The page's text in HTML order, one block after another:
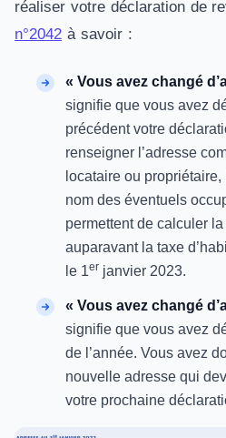
réaliser votre déclaration de
n°2042 à savoir :
« Vous avez changé
signifie que vous avez
précédent votre
renseigner l’adresse
locataire ou
nom des éventuels
permettent de calculer
auparavant la taxe
le 1er janvier 2023.
« Vous avez changé
signifie que vous avez
de l’année. Vous avez
nouvelle adresse qui
votre prochaine